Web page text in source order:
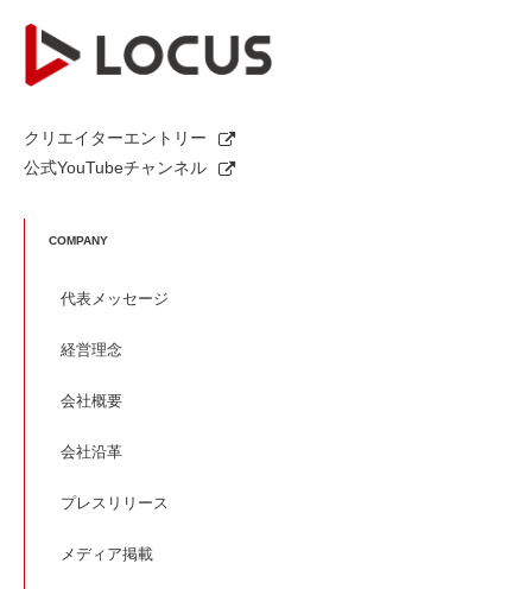
クリエイターエントリー
公式YouTubeチャンネル
COMPANY
代表メッセージ
経営理念
会社概要
会社沿革
プレスリリース
メディア掲載